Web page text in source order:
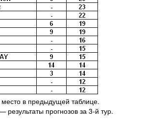
в предыдущей таблице.
результаты прогнозов за 3-й тур.